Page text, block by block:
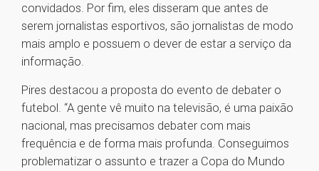
convidados. Por fim, eles disseram que antes de
serem jornalistas esportivos, são jornalistas de modo
mais amplo e possuem o dever de estar a serviço da
informação.
Pires destacou a proposta do evento de debater o
futebol. “A gente vê muito na televisão, é uma paixão
nacional, mas precisamos debater com mais
frequência e de forma mais profunda. Conseguimos
problematizar o assunto e trazer a Copa do Mundo